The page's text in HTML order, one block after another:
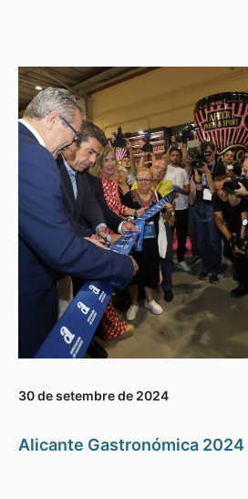
30 de setembre de 2024
Alicante Gastronómica 2024